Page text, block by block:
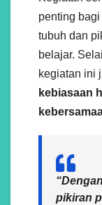
penting
tubuh dan
belajar.
kegiatan ini
kebiasaan
pikiran